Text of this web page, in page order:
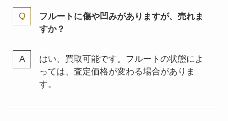
フルートに傷や凹みがありますが、売れま
すか？
はい、買取可能です。フルートの状態によ
っては、査定価格が変わる場合がありま
す。